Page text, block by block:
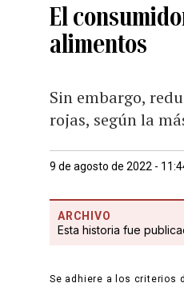
El
alimentos
Sin embargo,
rojas, según la
9 de agosto de 2022 -
ARCHIVO
Esta historia fue
Se adhiere a los criterios